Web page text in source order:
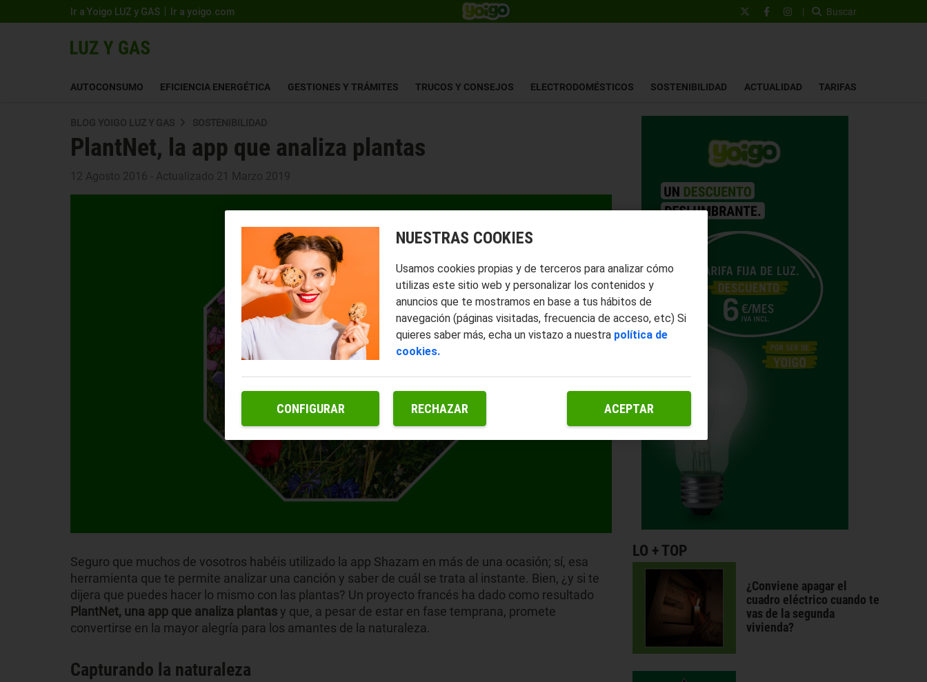
Ir a Yoigo LUZ y GAS Ir a yoigo.com | Buscar
AUTOCONSUMO EFICIENCIA ENERGÉTICA GESTIONES Y TRÁMITES TRUCOS Y CONSEJOS ELECTRODOMÉSTICOS SOSTENIBILIDAD ACTUALIDAD TARIFAS
BLOG YOIGO LUZ Y GAS SOSTENIBILIDAD
PlantNet, la app que analiza plantas
12 Agosto 2016 - Actualizado 21 Marzo 2019
Seguro que muchos de vosotros habéis utilizado la app Shazam en más de una ocasión; sí, esa
herramienta que te permite analizar una canción y saber de cuál se trata al instante. Bien, ¿y si te
dijera que puedes hacer lo mismo con las plantas? Un proyecto francés ha dado como resultado
PlantNet, una app que analiza plantasy que, a pesar de estar en fase temprana, promete
convertirse en la mayor alegría para los amantes de la naturaleza.
Capturando la naturaleza
LO + TOP
¿Conviene apagar el
cuadro eléctrico cuando te
vas de la segunda
vivienda?
NUESTRAS COOKIES
Usamos cookies propias y de terceros para analizar cómo
utilizas este sitio web y personalizar los contenidos y
anuncios que te mostramos en base a tus hábitos de
navegación (páginas visitadas, frecuencia de acceso, etc) Si
quieres saber más, echa un vistazo a nuestra política de
cookies.
CONFIGURAR RECHAZAR ACEPTAR